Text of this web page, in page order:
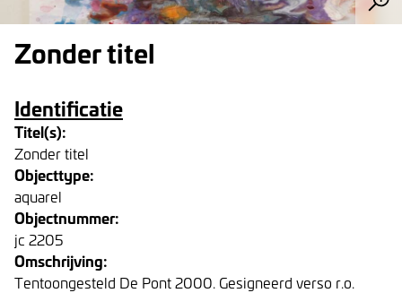
Zonder titel
Identificatie
Titel(s):
Zonder titel
Objecttype:
aquarel
Objectnummer:
jc 2205
Omschrijving:
Tentoongesteld De Pont 2000. Gesigneerd verso r.o.